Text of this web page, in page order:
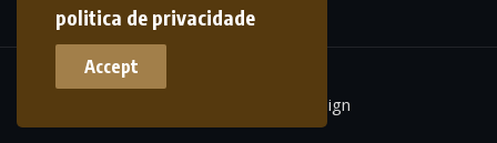
politica de privacidade
Accept
frdesign